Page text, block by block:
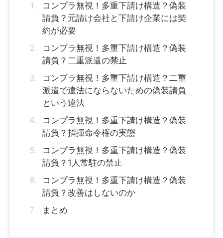
コンプラ無視！多重下請け構造？偽装
請負？元請け会社と下請け企業には契
約が必要
コンプラ無視！多重下請け構造？偽装
請負？二重派遣の禁止
コンプラ無視！多重下請け構造？二重
派遣で違法にならないための偽装請負
という違法
コンプラ無視！多重下請け構造？偽装
請負？指揮命令権の実態
コンプラ無視！多重下請け構造？偽装
請負？1人常駐の禁止
コンプラ無視！多重下請け構造？偽装
請負？改善はしないのか
まとめ